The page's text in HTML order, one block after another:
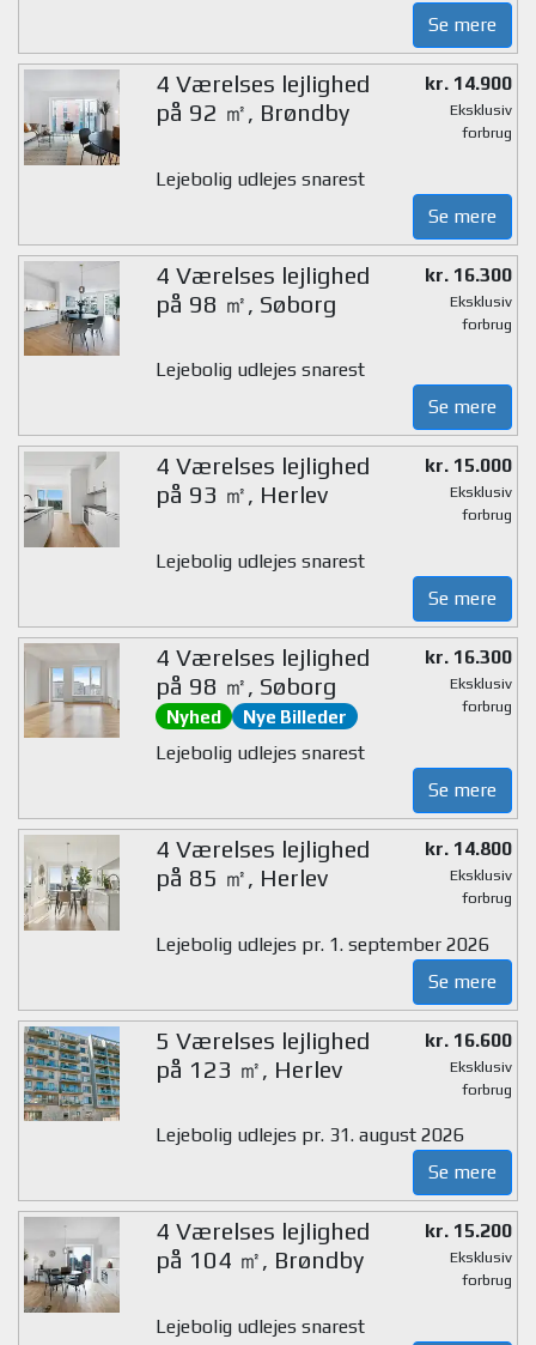
Se mere
4 Værelses lejlighed
på 92 ㎡, Brøndby
kr. 14.900
Eksklusiv
forbrug
Lejebolig udlejes snarest
Se mere
4 Værelses lejlighed
på 98 ㎡, Søborg
kr. 16.300
Eksklusiv
forbrug
Lejebolig udlejes snarest
Se mere
4 Værelses lejlighed
på 93 ㎡, Herlev
kr. 15.000
Eksklusiv
forbrug
Lejebolig udlejes snarest
Se mere
4 Værelses lejlighed
på 98 ㎡, Søborg
Nyhed Nye Billeder
kr. 16.300
Eksklusiv
forbrug
Lejebolig udlejes snarest
Se mere
4 Værelses lejlighed
på 85 ㎡, Herlev
kr. 14.800
Eksklusiv
forbrug
Lejebolig udlejes pr. 1. september 2026
Se mere
5 Værelses lejlighed
på 123 ㎡, Herlev
kr. 16.600
Eksklusiv
forbrug
Lejebolig udlejes pr. 31. august 2026
Se mere
4 Værelses lejlighed
på 104 ㎡, Brøndby
kr. 15.200
Eksklusiv
forbrug
Lejebolig udlejes snarest